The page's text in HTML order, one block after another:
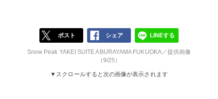
ポスト シェア LINEする
Snow Peak YAKEI SUITE ABURAYAMA FUKUOKA／提供画像
（9/25）
▼スクロールすると次の画像が表示されます